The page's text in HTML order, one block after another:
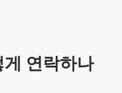
연락하나